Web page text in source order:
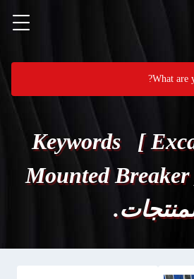
Keywords [
Mounted